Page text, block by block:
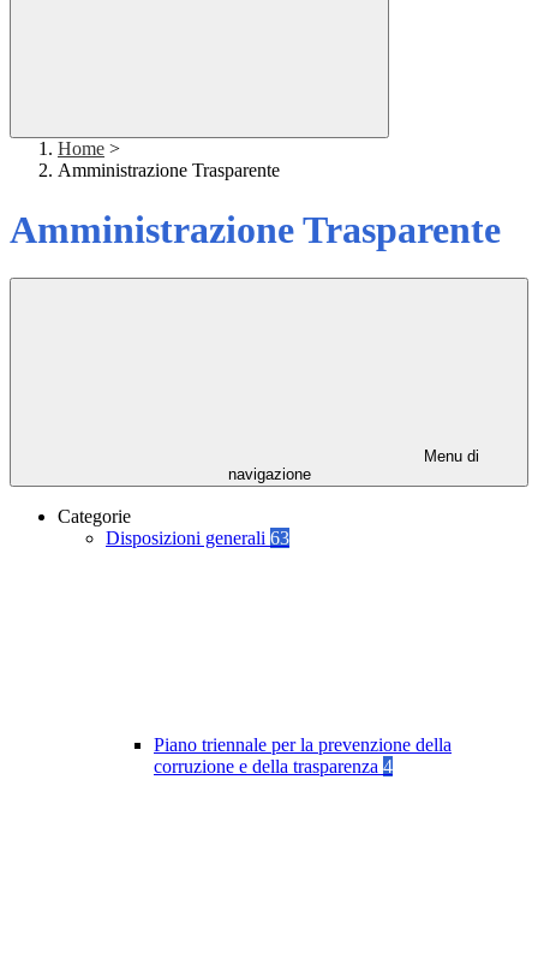
Home >
Amministrazione Trasparente
Amministrazione Trasparente
Menu di
navigazione
Categorie
Disposizioni generali 63
Piano triennale per la prevenzione della
corruzione e della trasparenza 4